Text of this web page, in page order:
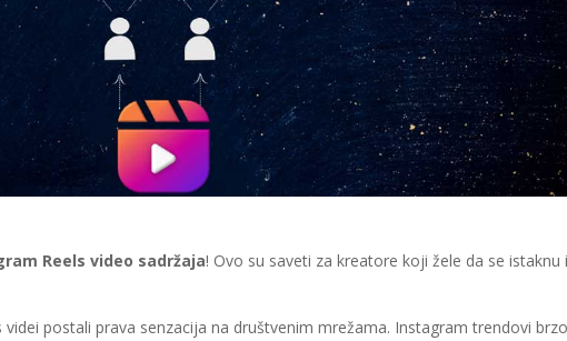
Reels video sadržaja! Ovo su saveti za kreatore koji žele da se istaknu i
postali prava senzacija na društvenim mrežama. Instagram trendovi brzo